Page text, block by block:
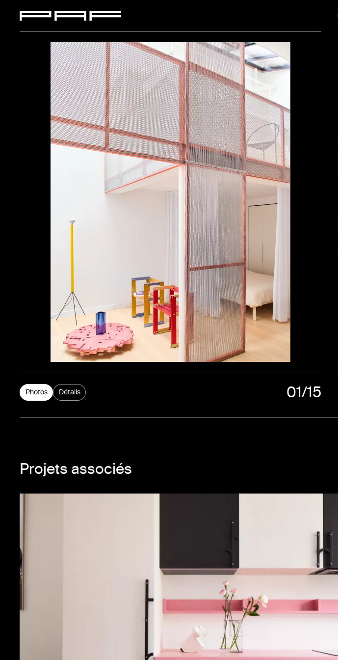
Photos Détails
01
02
09
11
/15
Projets associés